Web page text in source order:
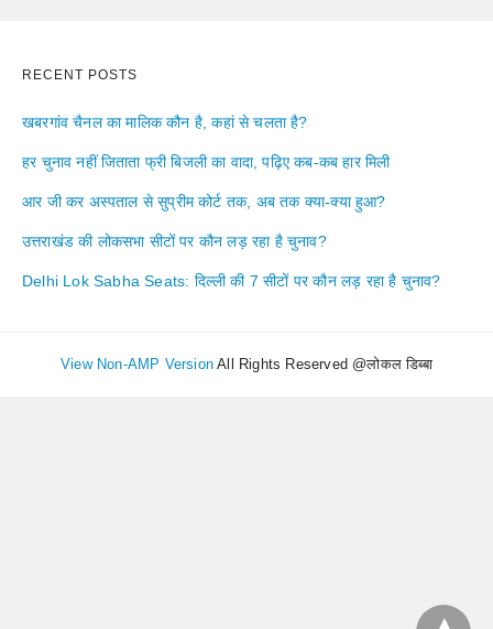
RECENT POSTS
खबरगांव चैनल का मालिक कौन है, कहां से चलता है?
हर चुनाव नहीं जिताता फ्री बिजली का वादा, पढ़िए कब-कब हार मिली
आर जी कर अस्पताल से सुप्रीम कोर्ट तक, अब तक क्या-क्या हुआ?
उत्तराखंड की लोकसभा सीटों पर कौन लड़ रहा है चुनाव?
Delhi Lok Sabha Seats: दिल्ली की 7 सीटों पर कौन लड़ रहा है चुनाव?
View Non-AMP Version All Rights Reserved @लोकल डिब्बा